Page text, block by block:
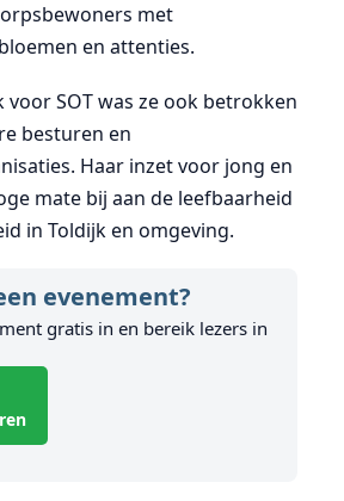
met
en attenties.
voor SOT was ze ook betrokken
besturen en
Haar inzet voor jong en
mate bij aan de leefbaarheid
in Toldijk en omgeving.
evenement?
gratis in en bereik lezers in